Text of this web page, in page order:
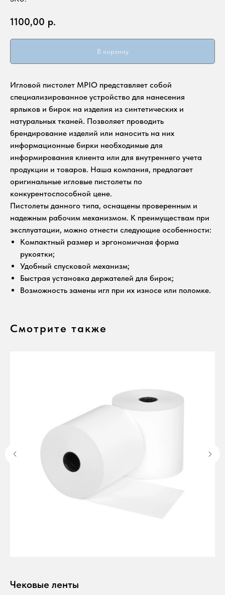
1100,00 р.
В корзину
Игловой пистолет MPIO представляет собой
специализированное устройство для нанесения
ярлыков и бирок на изделия из синтетических и
натуральных тканей. Позволяет проводить
брендирование изделий или наносить на них
информационные бирки необходимые для
информирования клиента или для внутреннего учета
продукции и товаров. Наша компания, предлагает
оригинальные игловые пистолеты по
конкурентоспособной цене.
Пистолеты данного типа, оснащены проверенным и
надежным рабочим механизмом. К преимуществам при
эксплуатации, можно отнести следующие особенности:
Компактный размер и эргономичная форма
рукоятки;
Удобный спусковой механизм;
Быстрая установка держателей для бирок;
Возможность замены игл при их износе или поломке.
Смотрите также
Чековые ленты